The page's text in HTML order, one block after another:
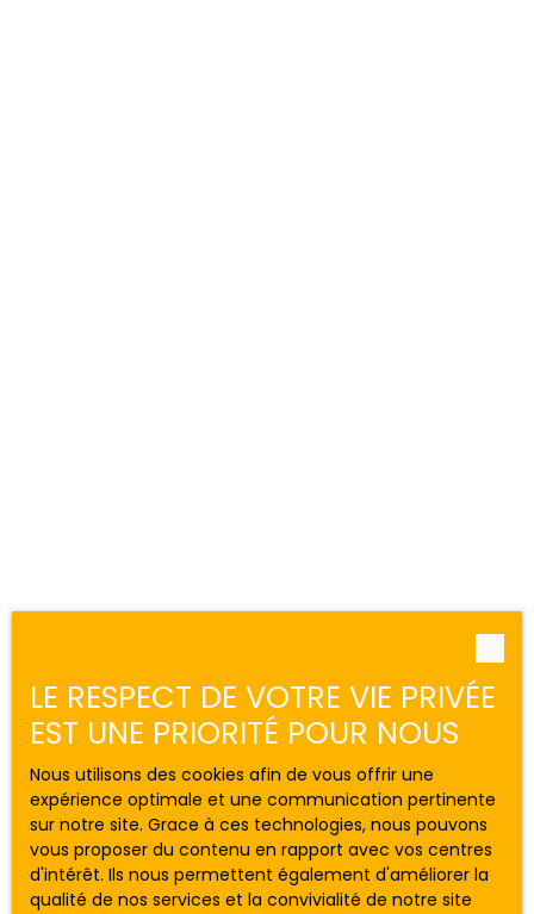
LE RESPECT DE VOTRE VIE PRIVÉE
EST UNE PRIORITÉ POUR NOUS
Nous utilisons des cookies afin de vous offrir une
expérience optimale et une communication pertinente
sur notre site. Grace à ces technologies, nous pouvons
vous proposer du contenu en rapport avec vos centres
d'intérêt. Ils nous permettent également d'améliorer la
qualité de nos services et la convivialité de notre site